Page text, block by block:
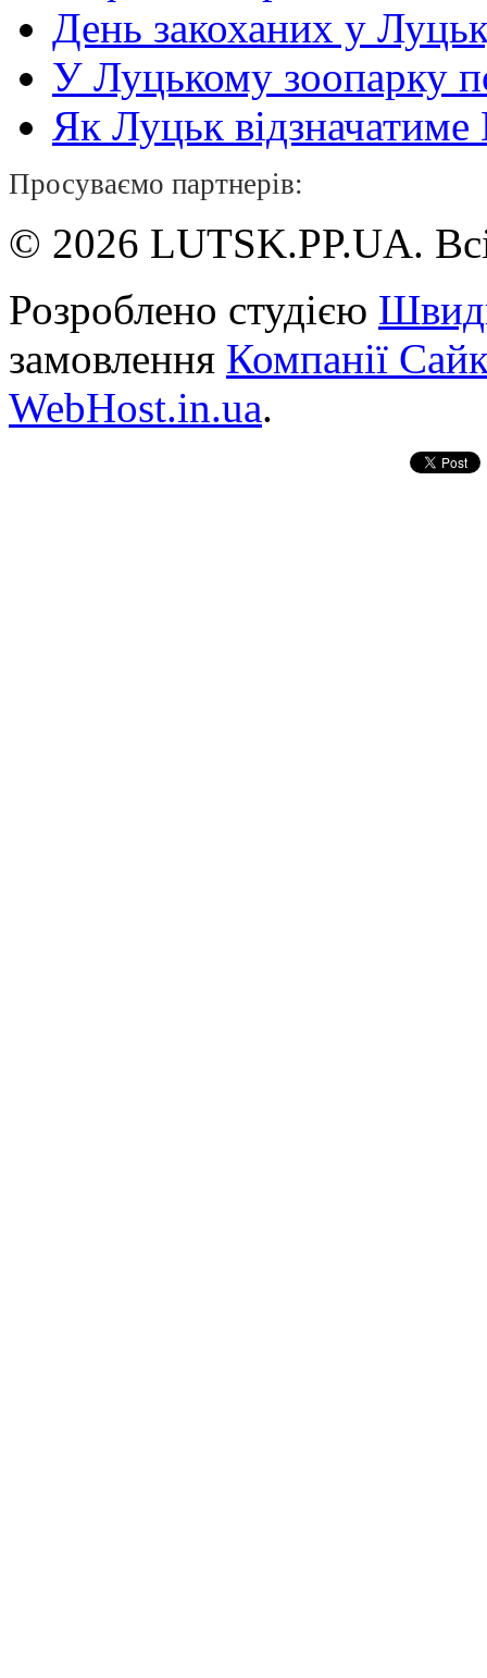
День закоханих у
У Луцькому зоопарку
Як Луцьк відзначатиме
Просуваємо партнерів:
© 2026 LUTSK.PP.UA.
Розроблено студією
замовлення Компанії
WebHost.in.ua.